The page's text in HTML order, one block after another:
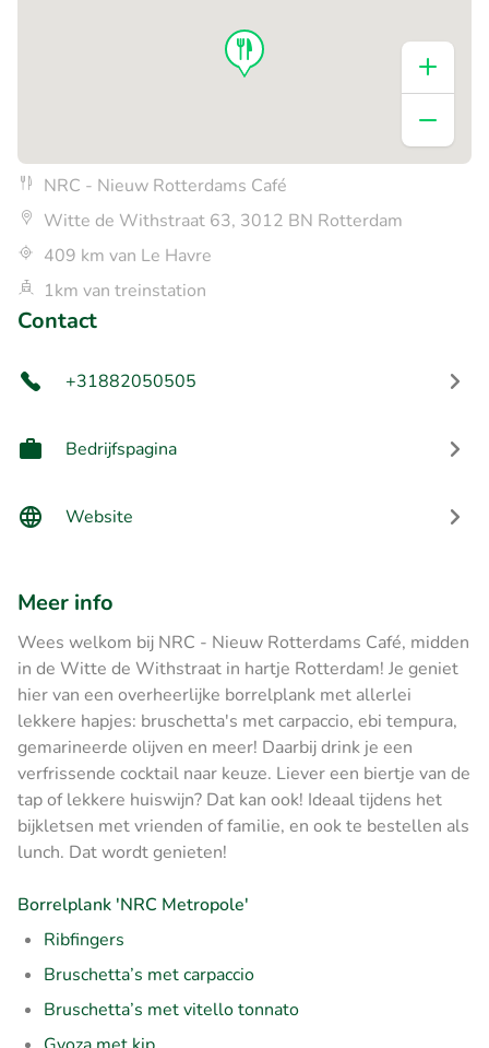
NRC - Nieuw Rotterdams Café
Witte de Withstraat 63, 3012 BN Rotterdam
409 km van Le Havre
1km van treinstation
Contact
+31882050505
Bedrijfspagina
Website
Meer info
Wees welkom bij NRC - Nieuw Rotterdams Café, midden
in de Witte de Withstraat in hartje Rotterdam! Je geniet
hier van een overheerlijke borrelplank met allerlei
lekkere hapjes: bruschetta's met carpaccio, ebi tempura,
gemarineerde olijven en meer! Daarbij drink je een
verfrissende cocktail naar keuze. Liever een biertje van de
tap of lekkere huiswijn? Dat kan ook! Ideaal tijdens het
bijkletsen met vrienden of familie, en ook te bestellen als
lunch. Dat wordt genieten!
Borrelplank 'NRC Metropole'
Ribfingers
Bruschetta’s met carpaccio
Bruschetta’s met vitello tonnato